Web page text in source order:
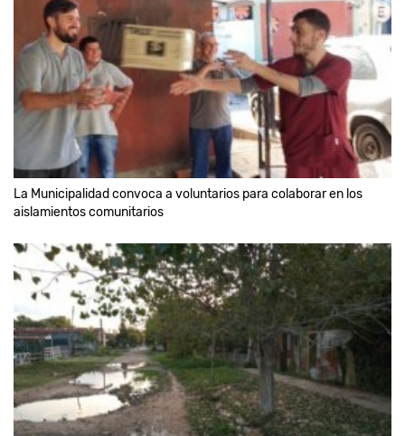
La Municipalidad convoca a voluntarios para colaborar en los
aislamientos comunitarios